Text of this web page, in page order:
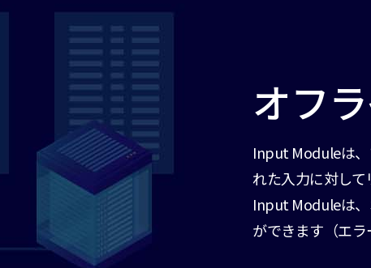
オフ
Input Moduleは
れた入力に対して
Input Moduleは
ができます（エラ